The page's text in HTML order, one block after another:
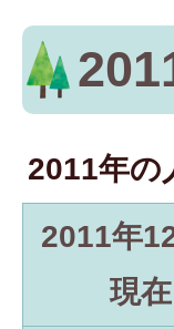
2011年の
2011年
現在